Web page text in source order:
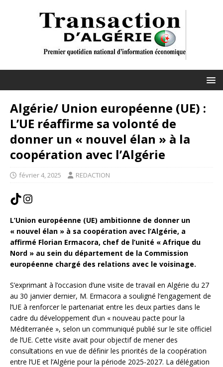
Algérie/ Union européenne (UE) :
L’UE réaffirme sa volonté de
donner un « nouvel élan » à la
coopération avec l’Algérie
février 4, 2025 REDACTION
L’Union européenne (UE) ambitionne de donner un
« nouvel élan » à sa coopération avec l’Algérie, a
affirmé Florian Ermacora, chef de l’unité « Afrique du
Nord » au sein du département de la Commission
européenne chargé des relations avec le voisinage.
S’exprimant à l’occasion d’une visite de travail en Algérie du 27
au 30 janvier dernier, M. Ermacora a souligné l’engagement de
l’UE à renforcer le partenariat entre les deux parties dans le
cadre du développement d’un « nouveau pacte pour la
Méditerranée », selon un communiqué publié sur le site officiel
de l’UE. Cette visite avait pour objectif de mener des
consultations en vue de définir les priorités de la coopération
entre l’UE et l’Algérie pour la période 2025-2027. La délégation